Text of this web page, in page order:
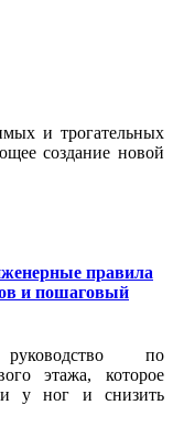
и трогательных
создание новой
правила
и пошаговый
руководство по
этажа, которое
у ног и снизить